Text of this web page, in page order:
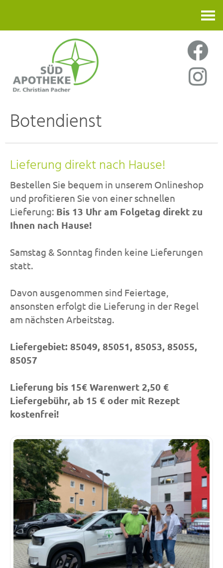
Botendienst
Lieferung direkt nach Hause!
Bestellen Sie bequem in unserem Onlineshop
und profitieren Sie von einer schnellen
Lieferung: Bis 13 Uhr am Folgetag direkt zu
Ihnen nach Hause!
Samstag & Sonntag finden keine Lieferungen
statt.
Davon ausgenommen sind Feiertage,
ansonsten erfolgt die Lieferung in der Regel
am nächsten Arbeitstag.
Liefergebiet: 85049, 85051, 85053, 85055,
85057
Lieferung bis 15€ Warenwert 2,50 €
Liefergebühr, ab 15 € oder mit Rezept
kostenfrei!